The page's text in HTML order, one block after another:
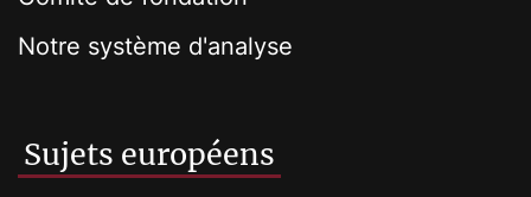
Notre système d'analyse
Sujets européens